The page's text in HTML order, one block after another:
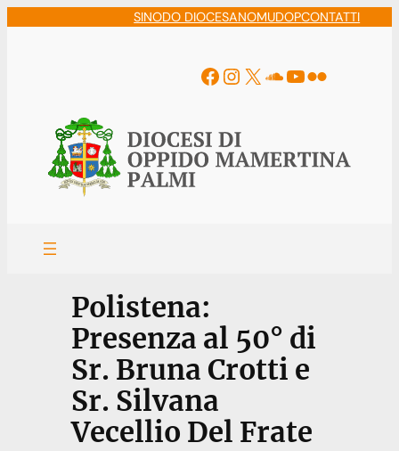
SINODO DIOCESANOMUDOPCONTATTI
Facebook
Instagram
X Soundcloud
YouTube
Flickr
Polistena:
Presenza al 50° di
Sr. Bruna Crotti e
Sr. Silvana
Vecellio Del Frate